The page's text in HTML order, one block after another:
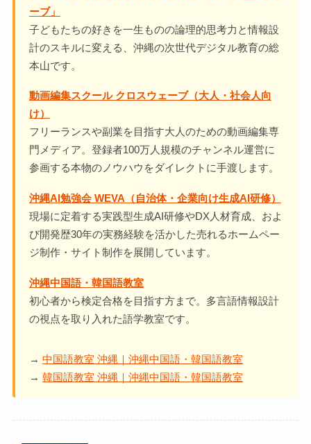
ーブ」
子どもたちの好きを一生ものの論理的思考力と情報設
計のスキルに変える、沖縄の次世代デジタル教育の総
本山です。
動画編集スクール クロスウェーブ（大人・社会人向
け）
フリーランスや副業を目指す大人のための動画編集専
門メディア。登録者100万人規模のチャンネル運営に
参画する本物のノウハウをダイレクトに手渡します。
沖縄AI勉強会 WEVA（自治体・企業向け生成AI研修）
現場に定着する実践型生成AI研修やDX人材育成、およ
び開発歴30年の実務経験を活かした売れるホームペー
ジ制作・サイト制作を展開しています。
沖縄中国語・韓国語教室
初心者から検定合格を目指す方まで。多言語情報設計
の視点を取り入れた語学教室です。
→ 中国語教室 沖縄｜沖縄中国語・韓国語教室
→ 韓国語教室 沖縄｜沖縄中国語・韓国語教室